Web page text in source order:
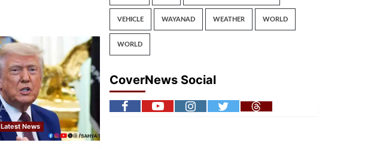
Latest News
VEHICLE WAYANAD WEATHER WORLD
WORLD
CoverNews Social